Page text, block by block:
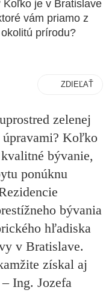
Koľko je v Bratislave
vám priamo z
prírodu?
ZDIEĽAŤ
zelenej
Koľko
bývanie,
ponúknu
bývania
hľadiska
v Bratislave.
získal aj
Ing. Jozefa